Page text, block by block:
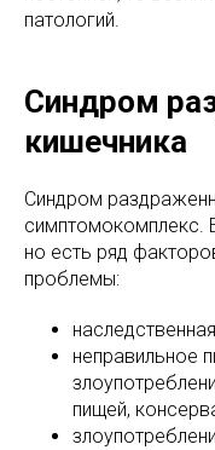
патологий.
Синдром
кишечника
Синдром
симптомокомплекс.
но есть ряд
проблемы:
неправильное
пищей,